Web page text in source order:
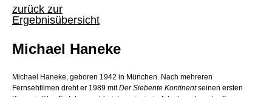
zurück zur
Ergebnisübersicht
Michael Haneke
Michael Haneke, geboren 1942 in München. Nach mehreren
Fernsehfilmen dreht er 1989 mitDer Siebente Kontinentseinen ersten